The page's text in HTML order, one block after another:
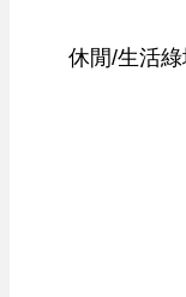
休閒/生活